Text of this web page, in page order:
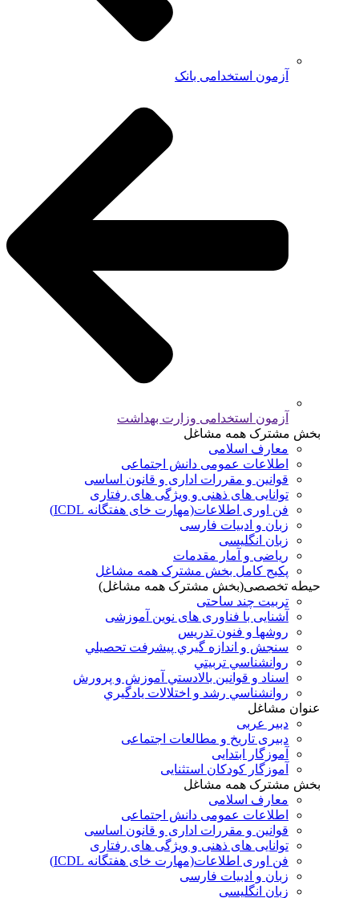
آزمون استخدامی بانک
آزمون استخدامی وزارت بهداشت
بخش مشترک همه مشاغل
معارف اسلامی
اطلاعات عمومی دانش اجتماعی
قوانین و مقررات اداری و قانون اساسی
توانایی های ذهنی و ویژگی های رفتاری
فن اوری اطلاعات(مهارت خای هفتگانه ICDL)
زبان و ادبیات فارسی
زبان انگلیسی
ریاضی و آمار مقدمات
پکیج کامل بخش مشترک همه مشاغل
حیطه تخصصی(بخش مشترک همه مشاغل)
تربیت چند ساحتی
آشنایی با فناوری های نوین آموزشی
روشها و فنون تدريس
سنجش و اندازه گيري پيشرفت تحصيلي
روانشناسي تربيتي
اسناد و قوانين بالادستي آموزش و پرورش
روانشناسي رشد و اختلالات يادگيري
عنوان مشاغل
دبير عربی
دبیری تاریخ و مطالعات اجتماعی
آموزگار ابتدایی
آموزگار کودکان استثنایی
بخش مشترک همه مشاغل
معارف اسلامی
اطلاعات عمومی دانش اجتماعی
قوانین و مقررات اداری و قانون اساسی
توانایی های ذهنی و ویژگی های رفتاری
فن اوری اطلاعات(مهارت خای هفتگانه ICDL)
زبان و ادبیات فارسی
زبان انگلیسی